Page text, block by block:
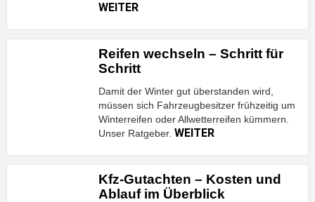
WEITER
Reifen wechseln – Schritt für
Schritt
Damit der Winter gut überstanden wird,
müssen sich Fahrzeugbesitzer frühzeitig um
Winterreifen oder Allwetterreifen kümmern.
Unser Ratgeber. WEITER
Kfz-Gutachten – Kosten und
Ablauf im Überblick